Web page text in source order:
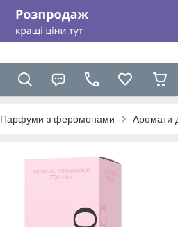
Парфуми з феромонами Аромати